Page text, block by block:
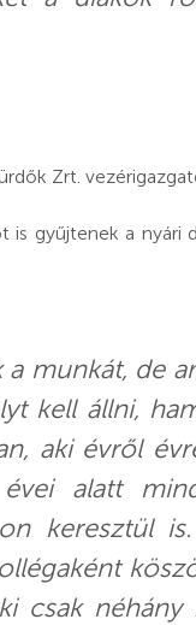
Zrt.
gyűjtenek a nyári
munkát, de
kell állni,
aki évről
alatt
keresztül
csak néhány